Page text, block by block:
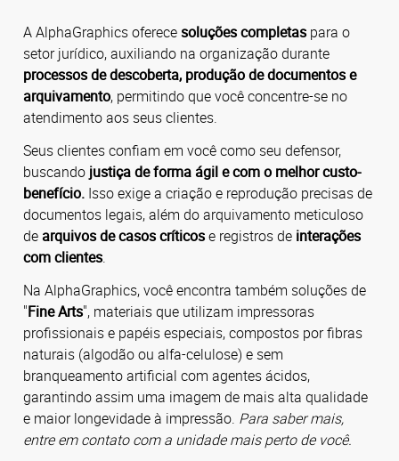
A AlphaGraphics oferecesoluções completas para o
setor jurídico, auxiliando na organização durante
processos de descoberta, produção de documentos e
arquivamento, permitindo que você concentre-se no
atendimento aos seus clientes.
Seus clientes confiam em você como seu defensor,
buscando justiça de forma ágil e com o melhor custo-
benefício. Isso exige a criação e reprodução precisas de
documentos legais, além do arquivamento meticuloso
dearquivos de casos críticose registros de interações
com clientes.
Na AlphaGraphics, você encontra também soluções de
"Fine Arts", materiais que utilizam impressoras
profissionais e papéis especiais, compostos por fibras
naturais (algodão ou alfa-celulose) e sem
branqueamento artificial com agentes ácidos,
garantindo assim uma imagem de mais alta qualidade
e maior longevidade à impressão. Para saber mais,
entre em contato com a unidade mais perto de você.